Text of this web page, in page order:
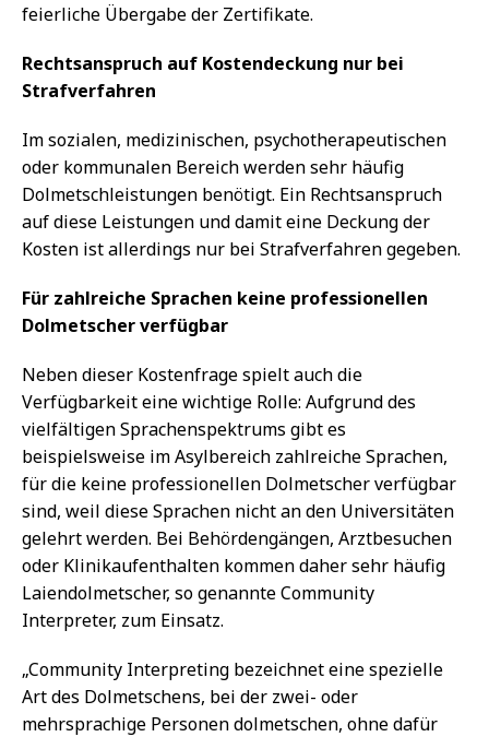
feierliche Übergabe der Zertifikate.
Rechtsanspruch auf Kostendeckung nur bei
Strafverfahren
Im sozialen, medizinischen, psychotherapeutischen
oder kommunalen Bereich werden sehr häufig
Dolmetschleistungen benötigt. Ein Rechtsanspruch
auf diese Leistungen und damit eine Deckung der
Kosten ist allerdings nur bei Strafverfahren gegeben.
Für zahlreiche Sprachen keine professionellen
Dolmetscher verfügbar
Neben dieser Kostenfrage spielt auch die
Verfügbarkeit eine wichtige Rolle: Aufgrund des
vielfältigen Sprachenspektrums gibt es
beispielsweise im Asylbereich zahlreiche Sprachen,
für die keine professionellen Dolmetscher verfügbar
sind, weil diese Sprachen nicht an den Universitäten
gelehrt werden. Bei Behördengängen, Arztbesuchen
oder Klinikaufenthalten kommen daher sehr häufig
Laiendolmetscher, so genannte Community
Interpreter, zum Einsatz.
„Community Interpreting bezeichnet eine spezielle
Art des Dolmetschens, bei der zwei- oder
mehrsprachige Personen dolmetschen, ohne dafür